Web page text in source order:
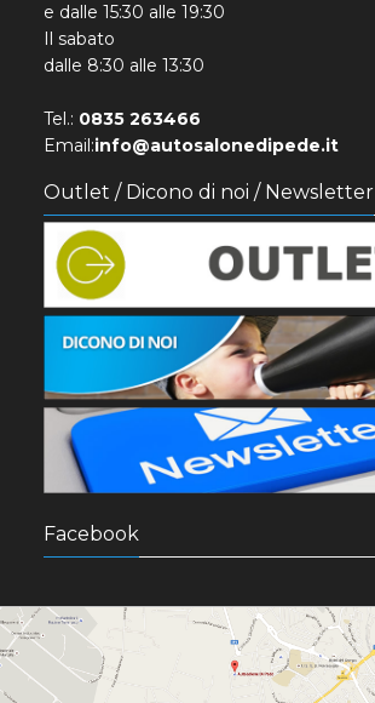
e dalle 15:30 alle 19:30
Il sabato
dalle 8:30 alle 13:30
Tel.: 0835 263466
Email:info@autosalonedipede.it
Outlet / Dicono di noi / Newsletter
Facebook